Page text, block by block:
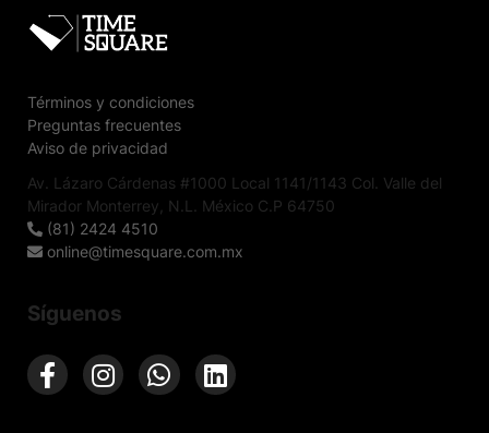
Términos y condiciones
Preguntas frecuentes
Aviso de privacidad
Av. Lázaro Cárdenas #1000 Local 1141/1143 Col. Valle del
Mirador Monterrey, N.L. México C.P 64750
(81) 2424 4510
online@timesquare.com.mx
Síguenos